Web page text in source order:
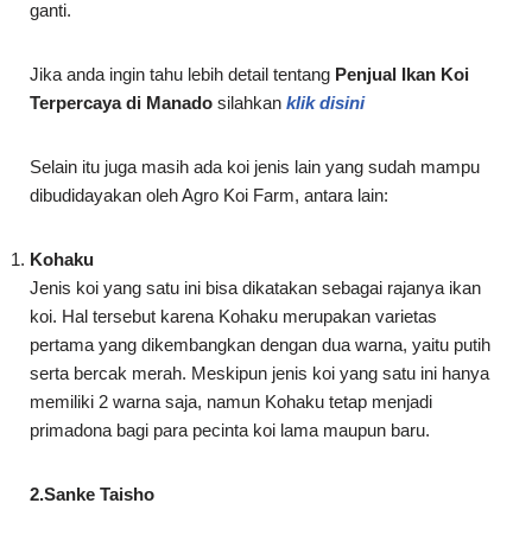
ganti.
Jika anda ingin tahu lebih detail tentang Penjual Ikan Koi
Terpercaya di Manado silahkan klik disini
Selain itu juga masih ada koi jenis lain yang sudah mampu
dibudidayakan oleh Agro Koi Farm, antara lain:
Kohaku
Jenis koi yang satu ini bisa dikatakan sebagai rajanya ikan
koi. Hal tersebut karena Kohaku merupakan varietas
pertama yang dikembangkan dengan dua warna, yaitu putih
serta bercak merah. Meskipun jenis koi yang satu ini hanya
memiliki 2 warna saja, namun Kohaku tetap menjadi
primadona bagi para pecinta koi lama maupun baru.
2.Sanke Taisho